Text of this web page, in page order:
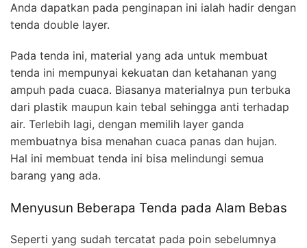
Anda dapatkan pada penginapan ini ialah hadir dengan
tenda double layer.
Pada tenda ini, material yang ada untuk membuat
tenda ini mempunyai kekuatan dan ketahanan yang
ampuh pada cuaca. Biasanya materialnya pun terbuka
dari plastik maupun kain tebal sehingga anti terhadap
air. Terlebih lagi, dengan memilih layer ganda
membuatnya bisa menahan cuaca panas dan hujan.
Hal ini membuat tenda ini bisa melindungi semua
barang yang ada.
Menyusun Beberapa Tenda pada Alam Bebas
Seperti yang sudah tercatat pada poin sebelumnya